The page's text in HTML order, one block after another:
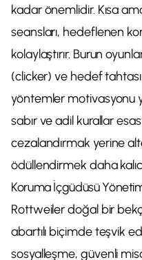
kadar önemlidir. Kısa
seansları, hedeflenen
kolaylaştırır. Burun
(clicker) ve hedef
yöntemler motivasyonu
sabır ve adil kurallar
cezalandırmak yerine
ödüllendirmek daha
Koruma İçgüdüsü
Rottweiler doğal bir
abartılı biçimde teşvik
sosyalleşme, güvenli